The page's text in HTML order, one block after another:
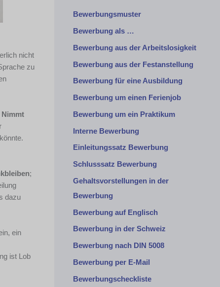
nicht
zu
Nimmt
;
dazu
ein
ist Lob
Bewerbungsmuster
Bewerbung als …
Bewerbung aus der Arbeitslosigkeit
Bewerbung aus der Festanstellung
Bewerbung für eine Ausbildung
Bewerbung um einen Ferienjob
Bewerbung um ein Praktikum
Interne Bewerbung
Einleitungssatz Bewerbung
Schlusssatz Bewerbung
Gehaltsvorstellungen in der
Bewerbung
Bewerbung auf Englisch
Bewerbung in der Schweiz
Bewerbung nach DIN 5008
Bewerbung per E-Mail
Bewerbungscheckliste